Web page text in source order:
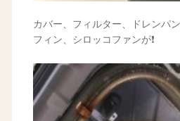
カバー、フィルター、ドレンパ
フィン、シロッコファンが❗️